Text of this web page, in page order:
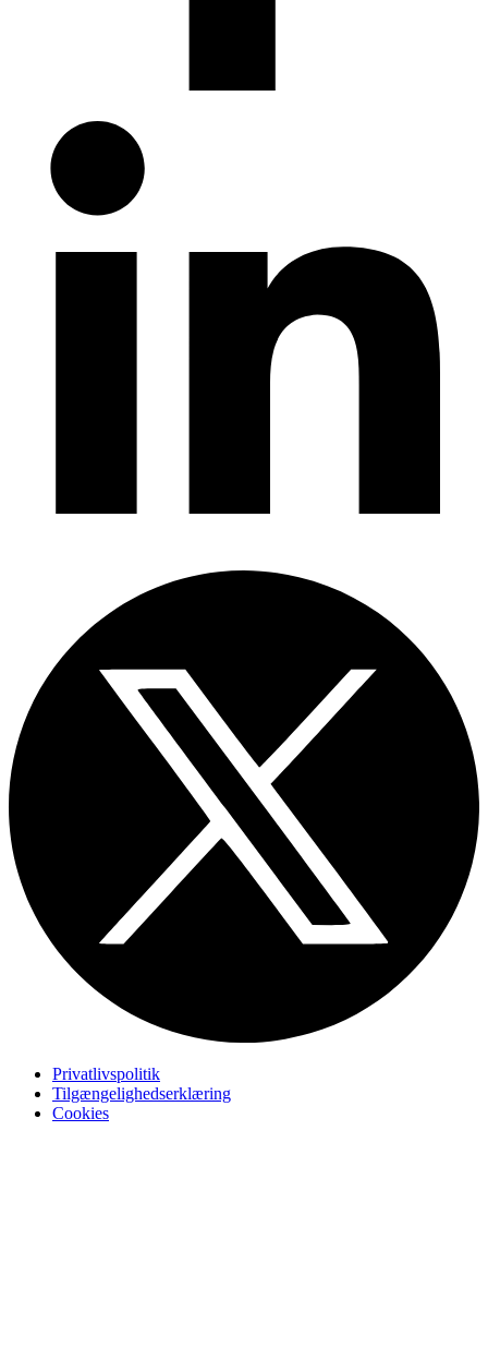
Privatlivspolitik
Tilgængelighedserklæring
Cookies